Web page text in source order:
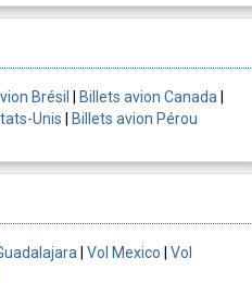
Brésil Billets avion Canada
Unis Billets avion Pérou
Vol Mexico
Vol